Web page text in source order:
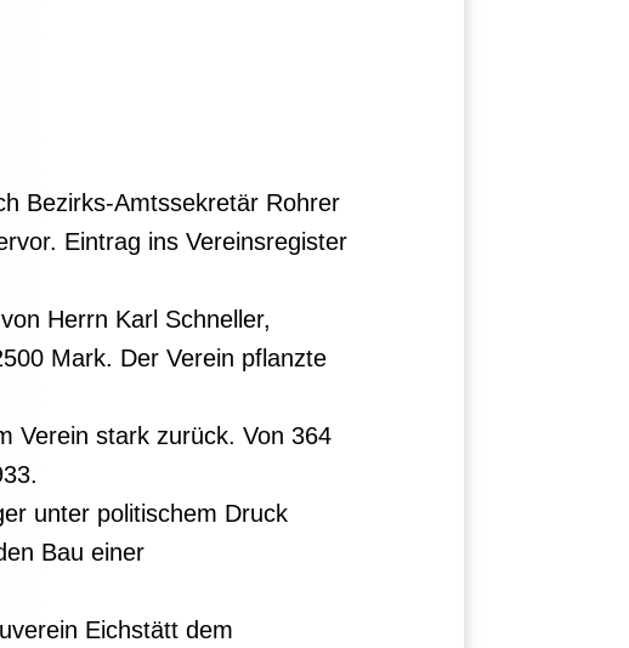
Bezirks-Amtssekretär Rohrer
Eintrag ins Vereinsregister
Herrn Karl Schneller,
Mark. Der Verein pflanzte
Verein stark zurück. Von 364
unter politischem Druck
Bau einer
Eichstätt dem